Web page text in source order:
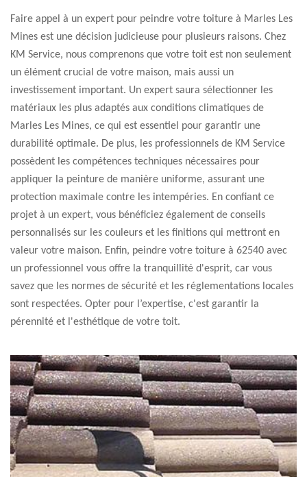
Faire appel à un expert pour peindre votre toiture à Marles Les
Mines est une décision judicieuse pour plusieurs raisons. Chez
KM Service, nous comprenons que votre toit est non seulement
un élément crucial de votre maison, mais aussi un
investissement important. Un expert saura sélectionner les
matériaux les plus adaptés aux conditions climatiques de
Marles Les Mines, ce qui est essentiel pour garantir une
durabilité optimale. De plus, les professionnels de KM Service
possèdent les compétences techniques nécessaires pour
appliquer la peinture de manière uniforme, assurant une
protection maximale contre les intempéries. En confiant ce
projet à un expert, vous bénéficiez également de conseils
personnalisés sur les couleurs et les finitions qui mettront en
valeur votre maison. Enfin, peindre votre toiture à 62540 avec
un professionnel vous offre la tranquillité d'esprit, car vous
savez que les normes de sécurité et les réglementations locales
sont respectées. Opter pour l’expertise, c'est garantir la
pérennité et l'esthétique de votre toit.